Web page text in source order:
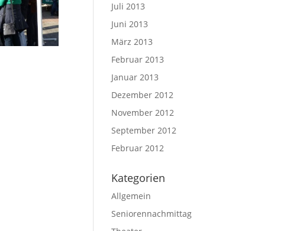
Juli 2013
Juni 2013
März 2013
Februar 2013
Januar 2013
Dezember 2012
November 2012
September 2012
Februar 2012
Kategorien
Allgemein
Seniorennachmittag